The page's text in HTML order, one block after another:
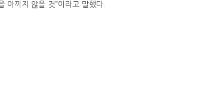
아끼지 않을 것”이라고 말했다.